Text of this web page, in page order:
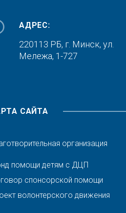
АДРЕС:
220113 РБ, г. Минск, ул.
Мележа, 1-727
САЙТА
организация
помощи детям с ДЦП
спонсорской помощи
волонтерского движения